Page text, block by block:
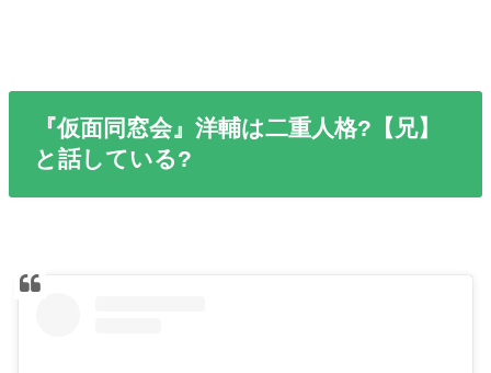
『仮面同窓会』洋輔は二重人格?【兄】
と話している?